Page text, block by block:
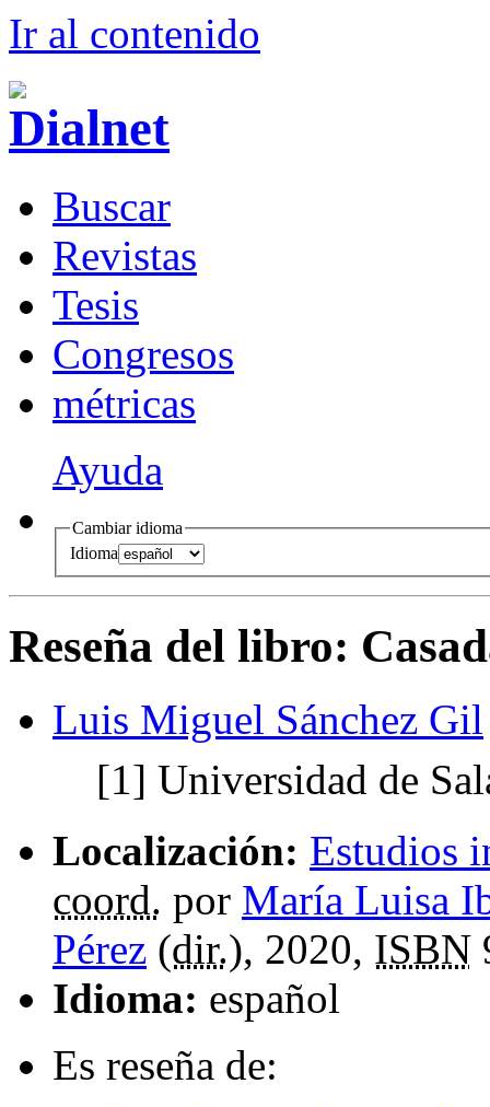
Ir al contenido
Buscar
Revistas
Tesis
Congresos
métricas
Ayuda
Cambiar idioma
Idioma
Reseña del libro:
Luis Miguel Sánchez Gil
[1] Universidad de
Localización: Estudios
coord. por María Luisa
Pérez (dir.), 2020, ISBN
Idioma: español
Es reseña de: